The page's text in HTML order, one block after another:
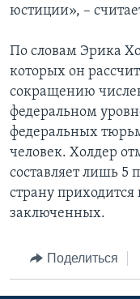
юстиции», –
По словам Эрика
которых он
сокращению
федеральном
федеральных
человек. Холдер
составляет лишь 5
страну приходится
заключенных.
Поделиться